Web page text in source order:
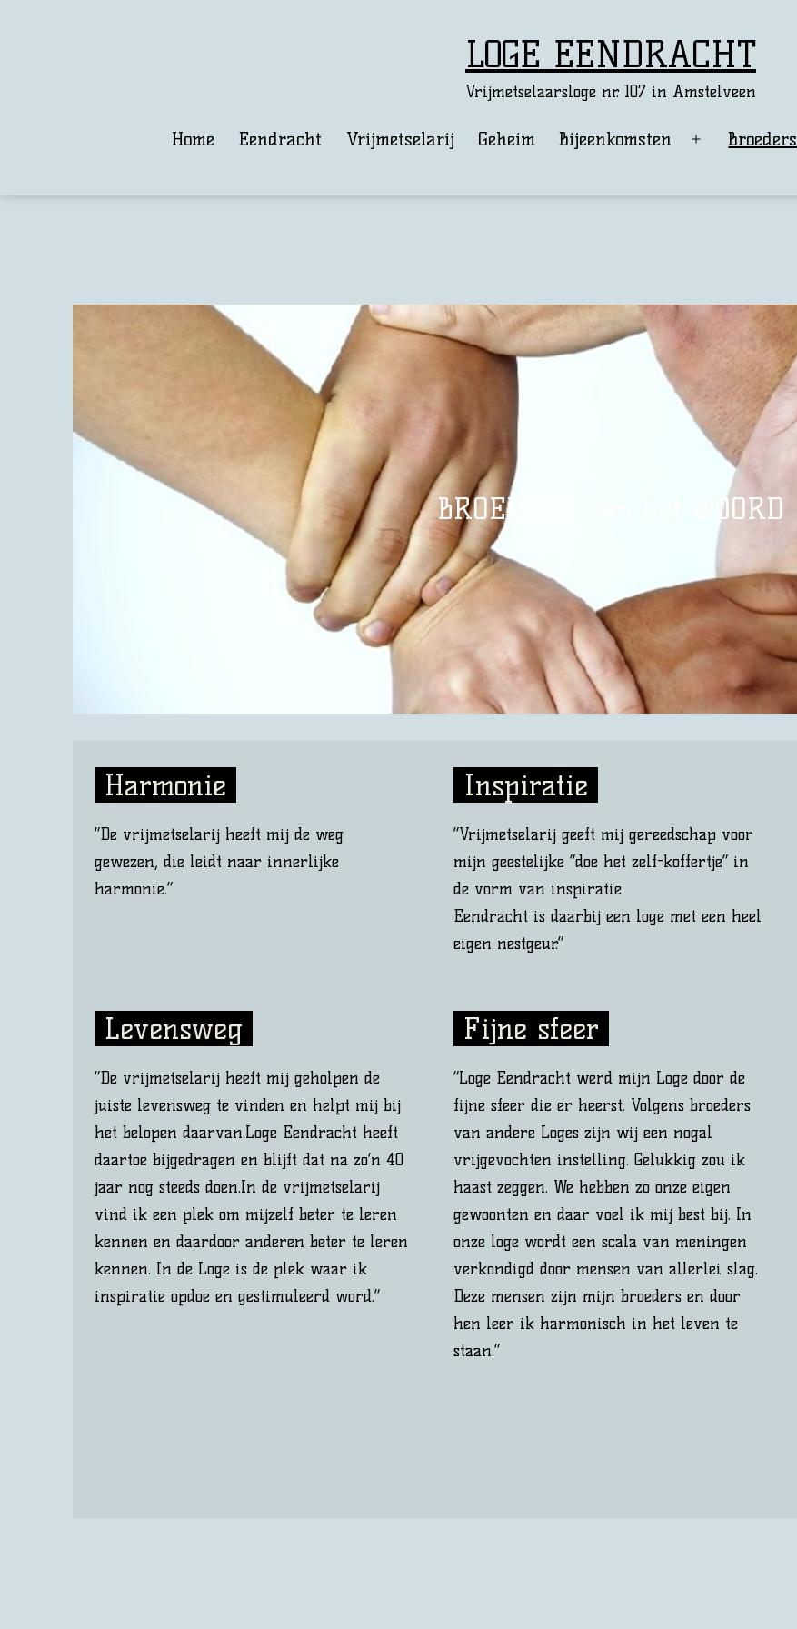
LOGE EENDRACHT
Vrijmetselaarsloge nr. 107 in Amstelveen
Home Eendracht Vrijmetselarij Geheim Bijeenkomsten Broeders
BROEDERS aan het WOORD
Harmonie
“De vrijmetselarij heeft mij de weg
gewezen, die leidt naar innerlijke
harmonie.”
Inspiratie
“Vrijmetselarij geeft mij gereedschap voor
mijn geestelijke “doe het zelf-koffertje” in
de vorm van inspiratie
Eendracht is daarbij een loge met een heel
eigen nestgeur.”
Levensweg
“De vrijmetselarij heeft mij geholpen de
juiste levensweg te vinden en helpt mij bij
het belopen daarvan.Loge Eendracht heeft
daartoe bijgedragen en blijft dat na zo’n 40
jaar nog steeds doen.In de vrijmetselarij
vind ik een plek om mijzelf beter te leren
kennen en daardoor anderen beter te leren
kennen. In de Loge is de plek waar ik
inspiratie opdoe en gestimuleerd word.”
Fijne sfeer
“Loge Eendracht werd mijn Loge door de
fijne sfeer die er heerst. Volgens broeders
van andere Loges zijn wij een nogal
vrijgevochten instelling. Gelukkig zou ik
haast zeggen. We hebben zo onze eigen
gewoonten en daar voel ik mij best bij. In
onze loge wordt een scala van meningen
verkondigd door mensen van allerlei slag.
Deze mensen zijn mijn broeders en door
hen leer ik harmonisch in het leven te
staan.”